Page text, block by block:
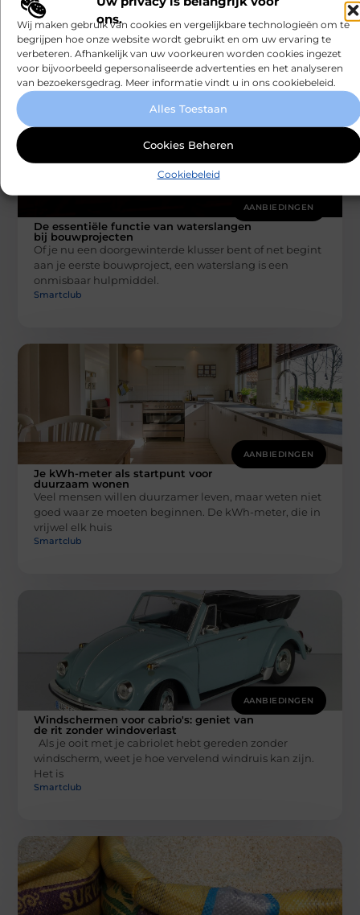
ons.
Wij maken gebruik van cookies en vergelijkbare technologieën om te
begrijpen hoe onze website wordt gebruikt en om uw ervaring te
verbeteren. Afhankelijk van uw voorkeuren worden cookies ingezet
voor bijvoorbeeld gepersonaliseerde advertenties en het analyseren
van bezoekersgedrag. Meer informatie vindt u in ons cookiebeleid.
Alles Toestaan
Cookies Beheren
Cookiebeleid
Ben je op zoek naar de ideale vloertegel die perfect
past bij jouw unieke woonstijl? Dan ben je hier aan
Smartclub
AANBIEDINGEN
De essentiële functie van waterslangen
bij bouwprojecten
Of je nu een doorgewinterde klusser bent of net begint
aan je eerste bouwproject, een waterslang is een
onmisbaar hulpmiddel.
Smartclub
AANBIEDINGEN
Je kWh-meter als startpunt voor
duurzaam wonen
Veel mensen willen duurzamer leven, maar weten niet
goed waar ze moeten beginnen. De kWh-meter, die in
vrijwel elk huis
Smartclub
AANBIEDINGEN
Windschermen voor cabrio's: geniet van
de rit zonder windoverlast
Als je ooit met je cabriolet hebt gereden zonder
windscherm, weet je hoe vervelend windruis kan zijn.
Het is
Smartclub